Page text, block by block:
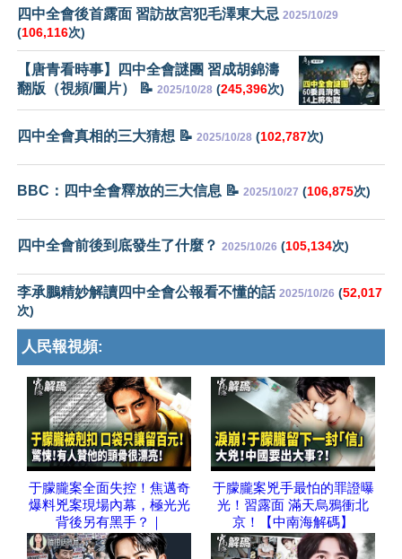
四中全會後首露面 習訪故宮犯毛澤東大忌 2025/10/29
(106,116次)
【唐青看時事】四中全會謎團 習成胡錦濤
翻版（視頻/圖片） 📝 2025/10/28 (245,396次)
四中全會真相的三大猜想 📝 2025/10/28 (102,787次)
BBC：四中全會釋放的三大信息 📝 2025/10/27 (106,875次)
四中全會前後到底發生了什麼？ 2025/10/26 (105,134次)
李承鵬精妙解讀四中全會公報看不懂的話 2025/10/26 (52,017
次)
人民報視頻:
于朦朧案全面失控！焦邁奇
爆料兇案現場內幕，極光光
背後另有黑手？｜
于朦朧案兇手最怕的罪證曝
光！習露面 滿天烏鴉衝北
京！【中南海解碼】